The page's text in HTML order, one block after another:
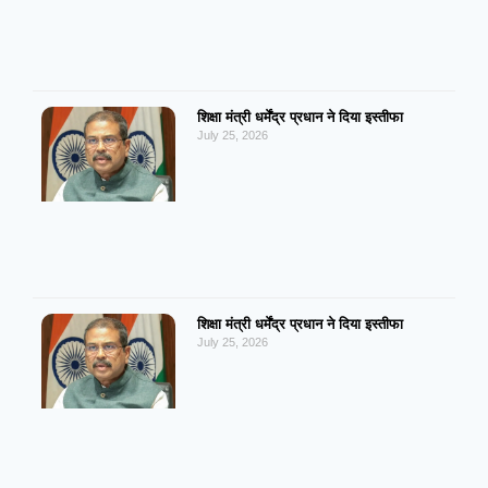
शिक्षा मंत्री धर्मेंद्र प्रधान ने दिया इस्तीफा
July 25, 2026
शिक्षा मंत्री धर्मेंद्र प्रधान ने दिया इस्तीफा
July 25, 2026